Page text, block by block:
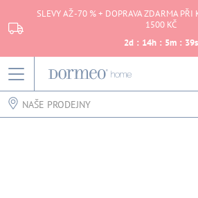
SLEVY AŽ -70 % + DOPRAVA ZDARMA
1500 KČ
2d : 14h : 5m : 39s
NAŠE PRODEJNY